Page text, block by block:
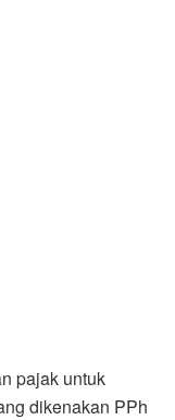
pajak untuk
dikenakan PPh